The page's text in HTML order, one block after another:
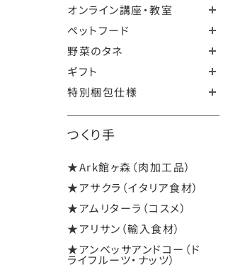
オンライン講座・教室
ペットフード
野菜のタネ
ギフト
特別梱包仕様
つくり手
★Ark館ヶ森（肉加工品）
★アサクラ（イタリア食材）
★アムリターラ（コスメ）
★アリサン（輸入食材）
★アンベッサアンドコー（ド
ライフルーツ・ナッツ）